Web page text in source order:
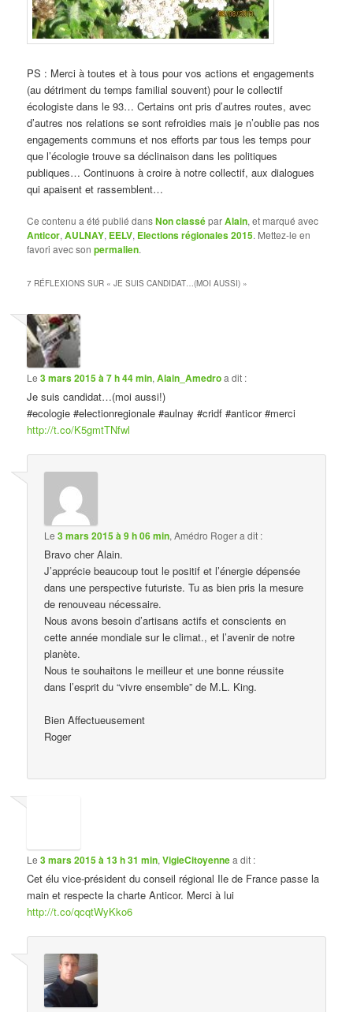
PS : Merci à toutes et à tous pour vos actions et engagements
(au détriment du temps familial souvent) pour le collectif
écologiste dans le 93… Certains ont pris d’autres routes, avec
d’autres nos relations se sont refroidies mais je n’oublie pas nos
engagements communs et nos efforts par tous les temps pour
que l’écologie trouve sa déclinaison dans les politiques
publiques… Continuons à croire à notre collectif, aux dialogues
qui apaisent et rassemblent…
Ce contenu a été publié dansNon classéparAlain, et marqué avec
Anticor,AULNAY, EELV, Elections régionales 2015. Mettez-le en
favori avec sonpermalien.
7 RÉFLEXIONS SUR «JE SUIS CANDIDAT…(MOI AUSSI) »
Le3 mars 2015 à 7 h 44 min,Alain_Amedroa dit :
Je suis candidat…(moi aussi!)
#ecologie #electionregionale #aulnay #cridf #anticor #merci
http://t.co/K5gmtTNfwl
Le3 mars 2015 à 9 h 06 min,Amédro Rogera dit :
Bravo cher Alain.
J’apprécie beaucoup tout le positif et l’énergie dépensée
dans une perspective futuriste. Tu as bien pris la mesure
de renouveau nécessaire.
Nous avons besoin d’artisans actifs et conscients en
cette année mondiale sur le climat., et l’avenir de notre
planète.
Nous te souhaitons le meilleur et une bonne réussite
dans l’esprit du “vivre ensemble” de M.L. King.
Bien Affectueusement
Roger
Le3 mars 2015 à 13 h 31 min,VigieCitoyennea dit :
Cet élu vice-président du conseil régional Ile de France passe la
main et respecte la charte Anticor. Merci à lui
http://t.co/qcqtWyKko6